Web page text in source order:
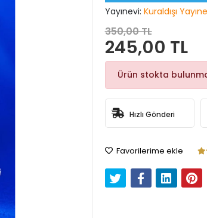
Yayınevi: Kuraldışı
350,00 TL
245,00 TL
Ürün stokta
Hızlı Gönderi
Favorilerime ekle